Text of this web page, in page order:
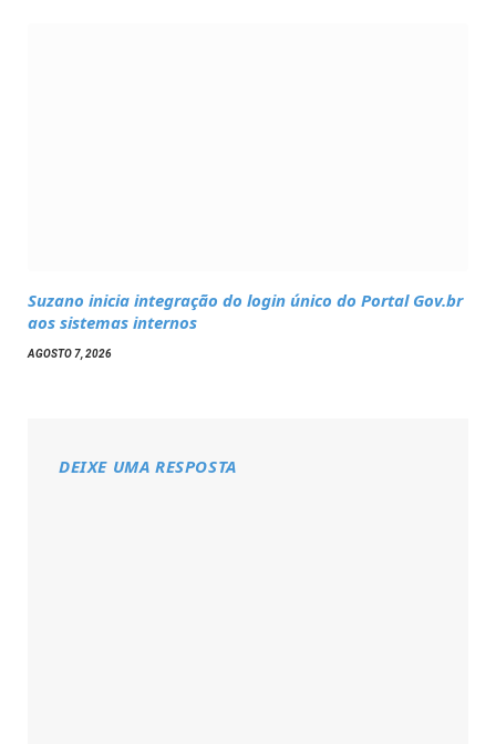
Suzano inicia integração do login único do Portal Gov.br
aos sistemas internos
AGOSTO 7, 2026
DEIXE UMA RESPOSTA